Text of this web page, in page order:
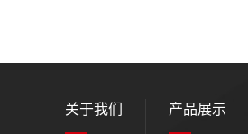
关于我们 产品展示